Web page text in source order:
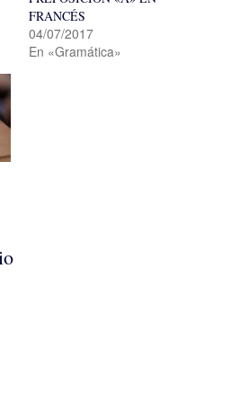
FRANCÉS
04/07/2017
En «Gramática»